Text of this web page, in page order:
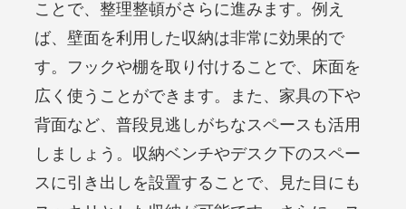
ことで、整理整頓がさらに進みます。例え
ば、壁面を利用した収納は非常に効果的で
す。フックや棚を取り付けることで、床面を
広く使うことができます。また、家具の下や
背面など、普段見逃しがちなスペースも活用
しましょう。収納ベンチやデスク下のスペー
スに引き出しを設置することで、見た目にも